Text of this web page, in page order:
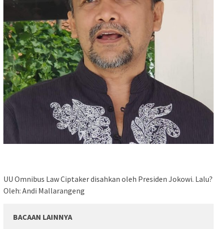
UU Omnibus Law Ciptaker disahkan oleh Presiden Jokowi. Lalu?
Oleh: Andi Mallarangeng
BACAAN LAINNYA